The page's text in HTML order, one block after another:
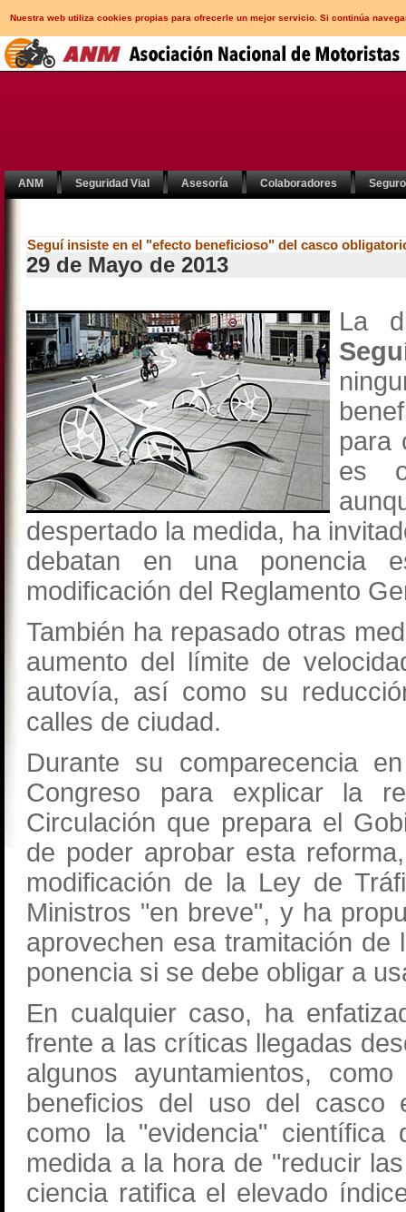
Nuestra web utiliza cookies propias para ofrecerle un mejor servicio. Si continúa
ANM Seguridad Vial Asesoría Colaboradores
Seguí insiste en el "efecto beneficioso" del casco
29 de Mayo de 2013
La
para
es
despertado la medida, ha
debatan en una ponencia
modificación del Reglamento
También ha repasado otras
aumento del límite de
autovía, así como su
calles de ciudad.
Durante su comparecencia
Congreso para explicar la
Circulación que prepara el
de poder aprobar esta
modificación de la Ley de
Ministros "en breve", y ha
aprovechen esa tramitación
ponencia si se debe obligar a
En cualquier caso, ha
frente a las críticas llegadas
algunos ayuntamientos,
beneficios del uso del casco
como la "evidencia"
medida a la hora de "reducir
ciencia ratifica el elevado